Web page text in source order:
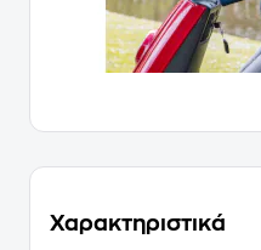
Χαρακτηριστικά